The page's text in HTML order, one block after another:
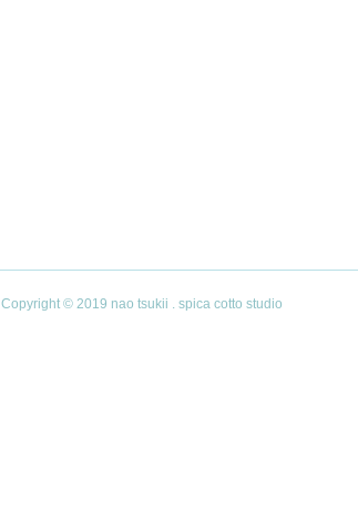
Copyright © 2019 nao tsukii . spica cotto studio